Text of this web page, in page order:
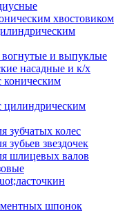
хвостовиком
и выпуклые
насадные и к/х
зубчатых колес
зубьев звездочек
шлицевых валов
шпонок